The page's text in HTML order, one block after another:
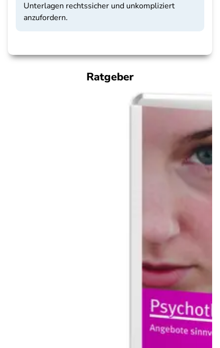
Unterlagen rechtssicher und unkompliziert
anzufordern.
Ratgeber